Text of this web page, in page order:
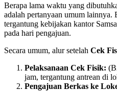
Berapa lama waktu yang
adalah pertanyaan umum lainnya.
tergantung kebijakan kantor
pada hari pengajuan.
Secara umum, alur setelah Cek
Pelaksanaan Cek Fisik:
jam, tergantung antrean di
Pengajuan Berkas ke